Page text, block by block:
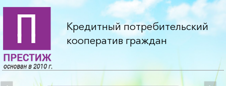
Кредитный потребительский
кооператив граждан